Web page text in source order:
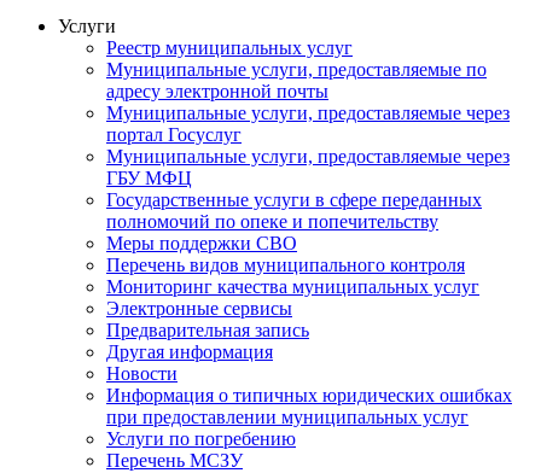
Услуги
Реестр муниципальных услуг
Муниципальные услуги, предоставляемые по
адресу электронной почты
Муниципальные услуги, предоставляемые через
портал Госуслуг
Муниципальные услуги, предоставляемые через
ГБУ МФЦ
Государственные услуги в сфере переданных
полномочий по опеке и попечительству
Меры поддержки СВО
Перечень видов муниципального контроля
Мониторинг качества муниципальных услуг
Электронные сервисы
Предварительная запись
Другая информация
Новости
Информация о типичных юридических ошибках
при предоставлении муниципальных услуг
Услуги по погребению
Перечень МСЗУ